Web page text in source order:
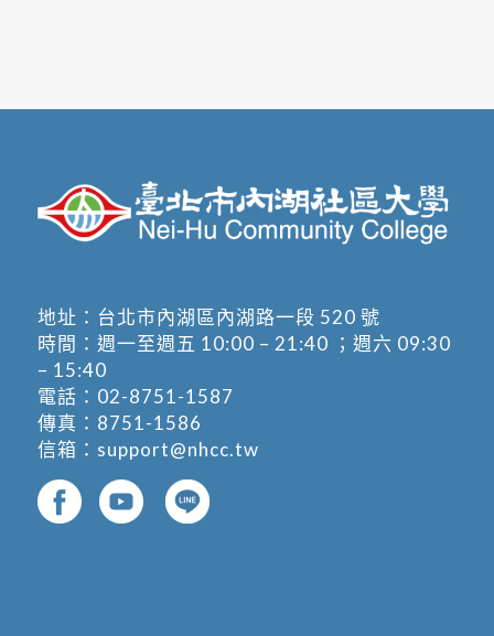
地址： 台北市內湖區內湖路一段 520 號
時間：週一至週五 10:00 – 21:40 ；週六 09:30
– 15:40
電話： 02-8751-1587
傳真：8751-1586
信箱： support@nhcc.tw